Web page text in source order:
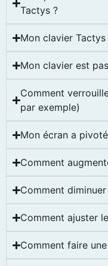
Tactys ?
Mon clavier
Mon clavier est
Comment
par exemple)
Mon écran a pivoté
Comment
Comment
Comment ajuster
Comment faire